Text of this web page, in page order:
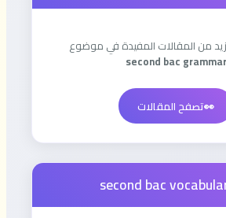
من المقالات المفيدة في موضوع
second bac grammar
👀تصفح المقالات